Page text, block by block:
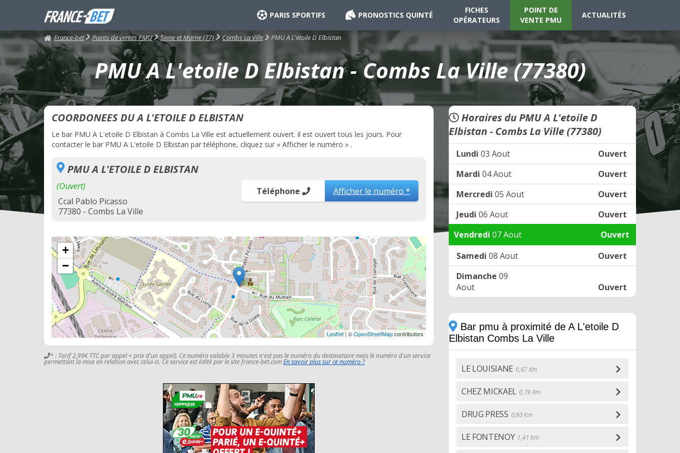
PARIS SPORTIFS PRONOSTICS QUINTÉ
FICHES
OPÉRATEURS
POINT DE
VENTE PMU
ACTUALITÉS
France-bet Points de ventes PMU Seine et Marne (77) Combs La Ville PMU A L'etoile D Elbistan
PMU A L'etoile D Elbistan - Combs La Ville (77380)
COORDONEES DU A L'ETOILE D ELBISTAN
Le bar PMU A L'etoile D Elbistan à Combs La Ville est actuellement ouvert. il est ouvert tous les jours. Pour
contacter le bar PMU A L'etoile D Elbistan par téléphone, cliquez sur « Afficher le numéro » .
PMU A L'ETOILE D ELBISTAN
(Ouvert)
Ccal Pablo Picasso
77380 - Combs La Ville
Téléphone Afficher le numéro *
+
−
Leaflet| ©OpenStreetMapcontributors
* : Tarif 2,99€ TTC par appel + prix d'un appel). Ce numéro valable 3 minutes n'est pas le numéro du destinataire mais le numéro d'un service
permettant la mise en relation avec celui-ci. Ce service est édité par le site france-bet.comEn savoir plus sur ce numéro ?
Horaires du PMU A L'etoile D
Elbistan - Combs La Ville (77380)
Lundi 03 Aout
Ouvert
Mardi 04 Aout
Ouvert
Mercredi 05 Aout
Ouvert
Jeudi 06 Aout
Ouvert
Vendredi 07 Aout
Ouvert
Samedi 08 Aout
Ouvert
Dimanche 09
Aout
Ouvert
Bar pmu à proximité de A L'etoile D
Elbistan Combs La Ville
LE LOUISIANE 0,67 Km
CHEZ MICKAEL 0,79 Km
DRUG PRESS 0,80 Km
LE FONTENOY 1,41 Km